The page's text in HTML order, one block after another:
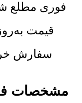
فوری مطلع
قیمت
سفارش